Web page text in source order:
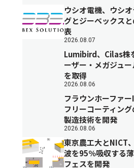
ウシオ電機、ウシ
グとジーベックス
表
2026.08.07
Lumibird、Cilas株
ーザー・メガジュ
を取得
2026.08.06
フラウンホーファー
フリーコーティン
製造技術を開発
2026.08.06
東京農工大とNICT
波を95％吸収する
フェスを開発